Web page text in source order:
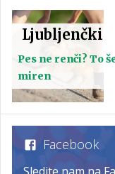
Ljubljenčki
Pes ne renči? To
miren
Facebook